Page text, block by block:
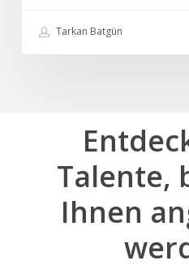
Tarkan Batgün
Talente,
Ihnen